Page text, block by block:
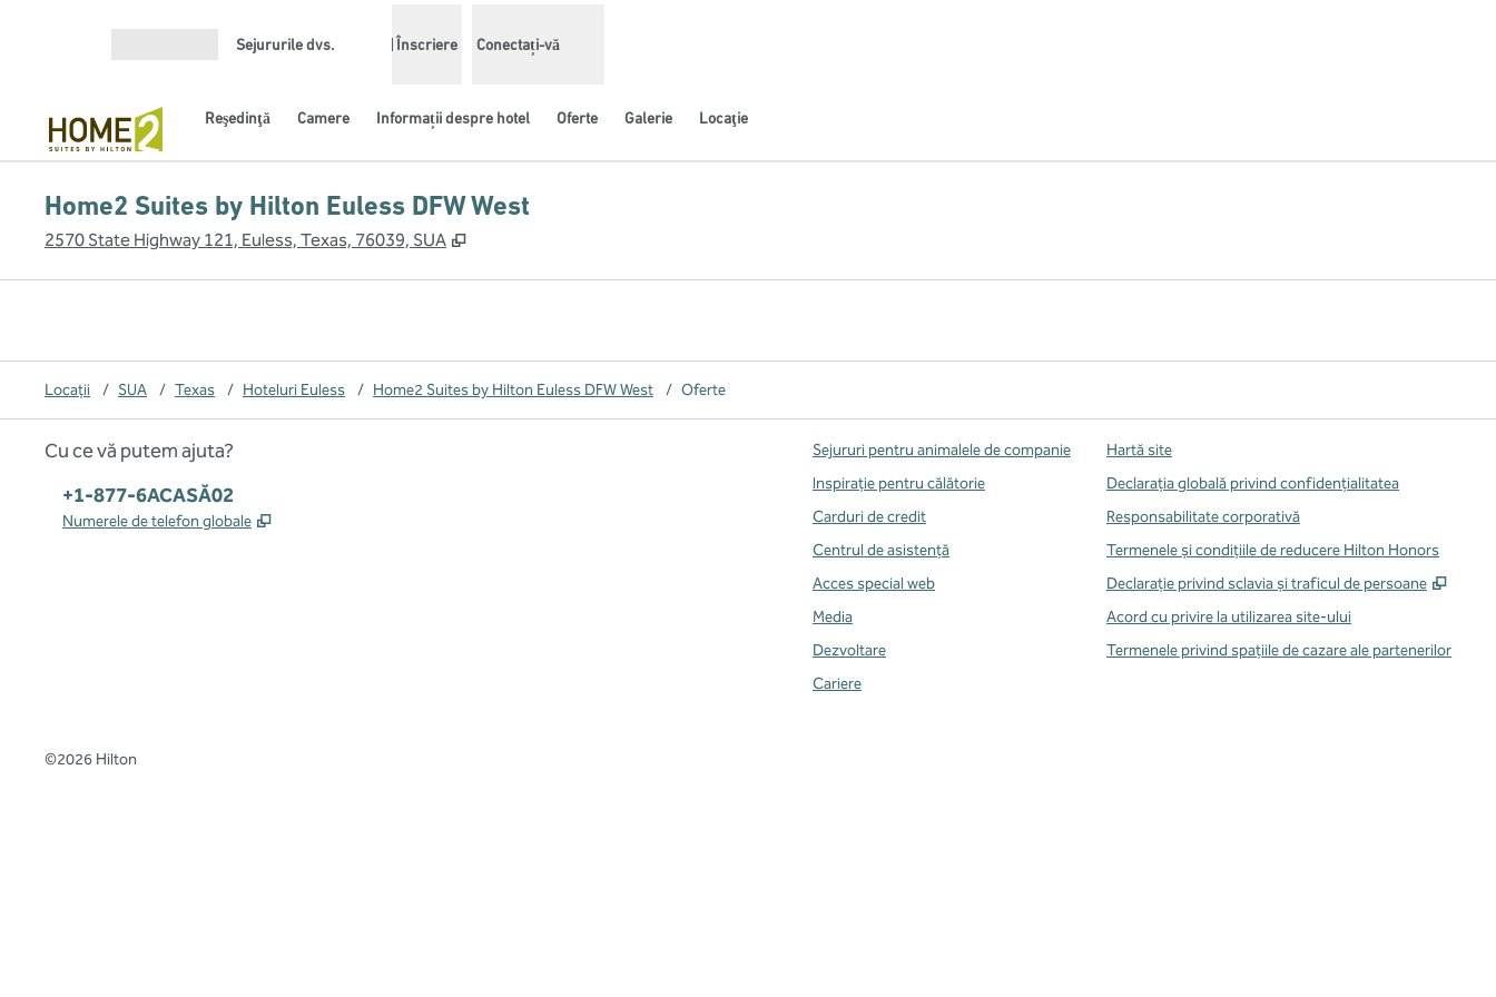
Sejururile dvs. Înscriere Conectați-vă
Reşedinţă Camere Informații despre hotel Oferte Galerie Locaţie
Home2 Suites by Hilton Euless DFW West
2570 State Highway 121, Euless, Texas, 76039, SUA ,
Locații / SUA / Texas / Hoteluri Euless / Home2 Suites by Hilton Euless DFW West / Oferte
Cu ce vă putem ajuta?
Telefon:
+1-877-6ACASĂ02
Numerele de telefon globale ,
Sejururi pentru animalele de companie
Inspirație pentru călătorie
Carduri de credit
Centrul de asistență
Acces special web
Media
Dezvoltare
Cariere
Hartă site
Declarația globală privind confidenţialitatea
Responsabilitate corporativă
Termenele și condițiile de reducere Hilton Honors
Declarație privind sclavia și traficul de persoane
,
Acord cu privire la utilizarea site-ului
Termenele privind spațiile de cazare ale partenerilor
©2026 Hilton